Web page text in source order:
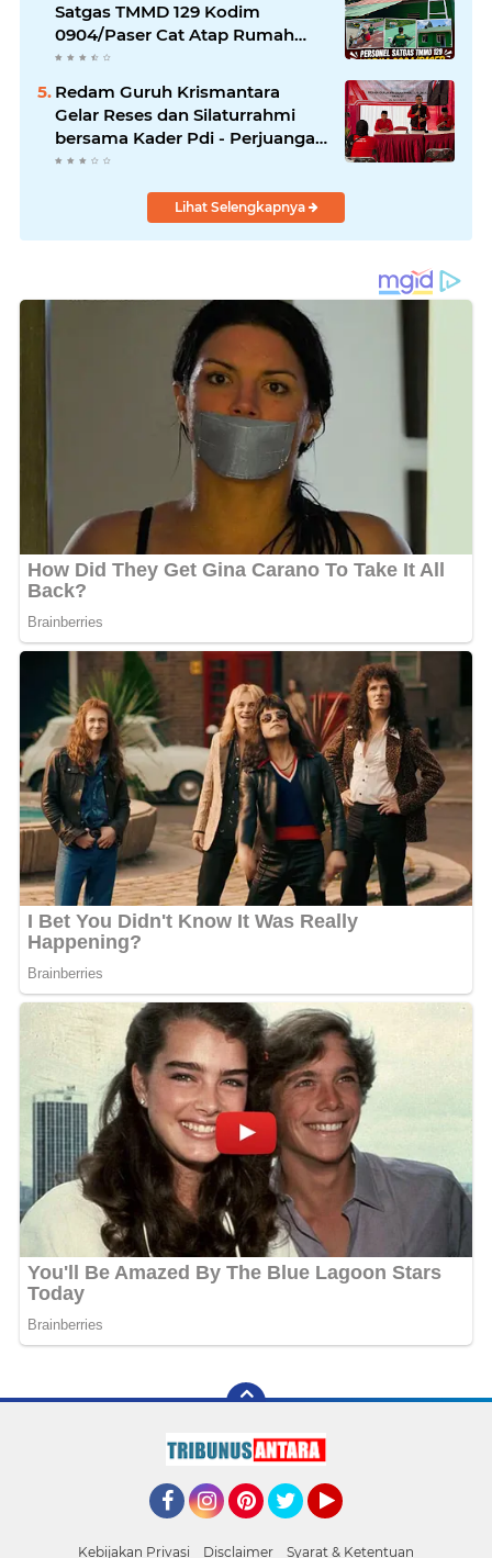
Satgas TMMD 129 Kodim
0904/Paser Cat Atap Rumah
Marbot
Redam Guruh Krismantara
Gelar Reses dan Silaturrahmi
bersama Kader Pdi - Perjuangan
Se -Kecamatan Lawang.
Lihat Selengkapnya
Kebijakan Privasi Disclaimer Syarat & Ketentuan